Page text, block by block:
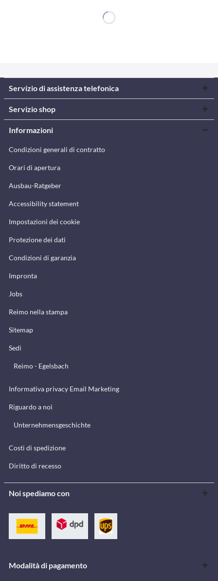
Servizio di assistenza telefonica
Servizio shop
Informazioni
Condizioni generali di contratto
Orari di apertura
Ausbau-Ratgeber
Accessibility statement
Impostazioni dei cookie
Protezione dei dati
Condizioni di garanzia
Impronta
Jobs
Reimo nella stampa
Sitemap
Sedi
Reimo - Egelsbach
Informativa privacy Email Marketing
Riguardo a noi
Unternehmensgeschichte
Costi di spedizione
Diritto di recesso
Noi spediamo con
Modalità di pagamento